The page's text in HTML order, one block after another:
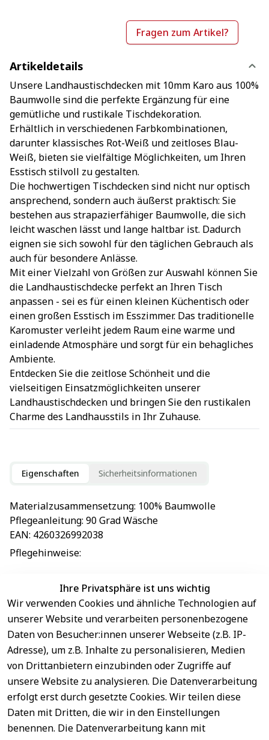
Fragen zum Artikel?
Artikeldetails
Unsere Landhaustischdecken mit 10mm Karo aus 100%
Baumwolle sind die perfekte Ergänzung für eine
gemütliche und rustikale Tischdekoration.
Erhältlich in verschiedenen Farbkombinationen,
darunter klassisches Rot-Weiß und zeitloses Blau-
Weiß, bieten sie vielfältige Möglichkeiten, um Ihren
Esstisch stilvoll zu gestalten.
Die hochwertigen Tischdecken sind nicht nur optisch
ansprechend, sondern auch äußerst praktisch: Sie
bestehen aus strapazierfähiger Baumwolle, die sich
leicht waschen lässt und lange haltbar ist. Dadurch
eignen sie sich sowohl für den täglichen Gebrauch als
auch für besondere Anlässe.
Mit einer Vielzahl von Größen zur Auswahl können Sie
die Landhaustischdecke perfekt an Ihren Tisch
anpassen - sei es für einen kleinen Küchentisch oder
einen großen Esstisch im Esszimmer. Das traditionelle
Karomuster verleiht jedem Raum eine warme und
einladende Atmosphäre und sorgt für ein behagliches
Ambiente.
Entdecken Sie die zeitlose Schönheit und die
vielseitigen Einsatzmöglichkeiten unserer
Landhaustischdecken und bringen Sie den rustikalen
Charme des Landhausstils in Ihr Zuhause.
Eigenschaften Sicherheitsinformationen
Materialzusammensetzung: 100% Baumwolle
Pflegeanleitung: 90 Grad Wäsche
EAN: 4260326992038
Pflegehinweise:
EU-Verantwortliche Person - klicken Sie für Details
Ihre Privatsphäre ist uns wichtig
Wir verwenden Cookies und ähnliche Technologien auf
unserer Website und verarbeiten personenbezogene
Daten von Besucher:innen unserer Webseite (z.B. IP-
Adresse), um z.B. Inhalte zu personalisieren, Medien
von Drittanbietern einzubinden oder Zugriffe auf
unsere Website zu analysieren. Die Datenverarbeitung
erfolgt erst durch gesetzte Cookies. Wir teilen diese
Daten mit Dritten, die wir in den Einstellungen
benennen. Die Datenverarbeitung kann mit